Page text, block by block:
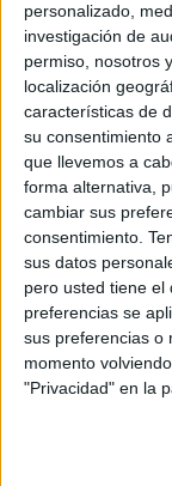
personalizado,
investigación de
permiso, nosotros
localización
características de
su consentimiento
que llevemos a
forma alternativa,
cambiar sus
consentimiento.
sus datos
pero usted tiene el
preferencias se
sus preferencias o
momento
"Privacidad" en la